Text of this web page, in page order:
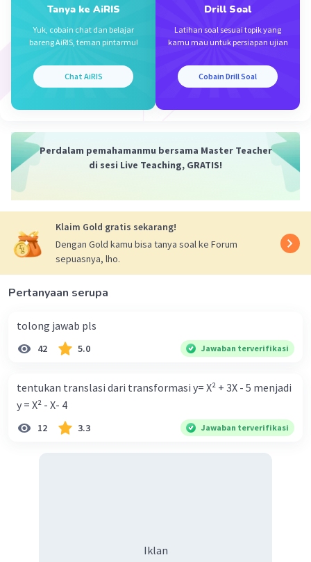
yang menjadi
lim→0 (x+h)²−6(x+h)+5−(x²-6x+5)/h
Setelah melakukan perhitungan, kita dapatkan
merupakan turunan dari f(x).
dari f(x) = x² − 6x + 5 adalah f(x) = 2x – 6.
Beri Rating·5.0
Tanya ke AiRIS
Yuk, cobain chat dan belajar
bareng AiRIS, teman pintarmu!
Chat AiRIS
Drill Soal
Latihan soal sesuai topik yang
kamu mau untuk persiapan ujian
Cobain Drill Soal
Perdalam pemahamanmu bersama Master Teacher
di sesi Live Teaching, GRATIS!
Klaim Gold gratis sekarang!
Dengan Gold kamu bisa tanya soal ke Forum
sepuasnya, lho.
Pertanyaan serupa
tolong jawab pls
42 5.0 Jawaban terverifikasi
tentukan translasi dari transformasi y= X² + 3X - 5 menjadi
y = X² - X- 4
12 3.3 Jawaban terverifikasi
Iklan